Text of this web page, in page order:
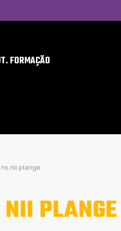
FORMAÇÃO
ns nii plange
PLANGE